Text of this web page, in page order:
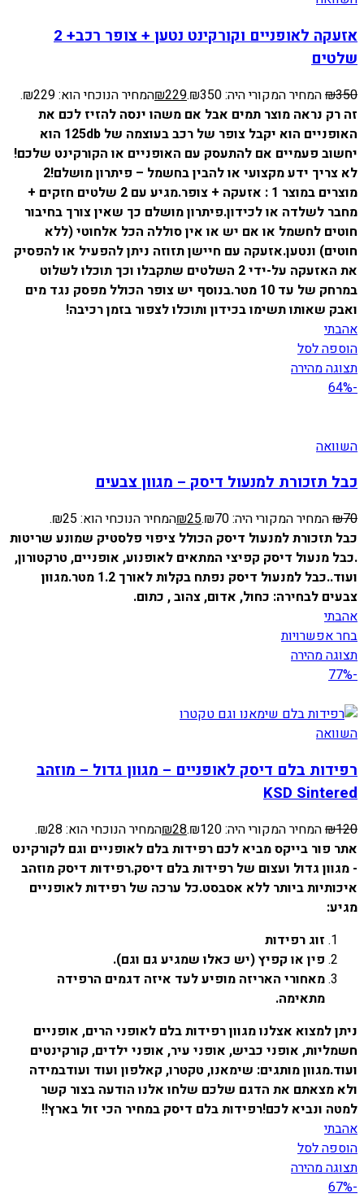
אזעקה לאופניים וקורקינט נטען + צופר רכב+ 2
שלטים
₪350 המחיר המקורי היה: ₪350. ₪229 המחיר הנוכחי הוא: ₪229.
זה רק נראה מוצר תמים אבל אם משהו ינסה להזיז לכם את
האופניים הוא יקבל צופר של רכב בעוצמה של 125db הוא
יחשוב פעמיים אם להתעסק עם האופניים או הקורקינט שלכם!
לא צריך ידע מקצועי או להבין בחשמל – פיתרון מושלם!2
מוצרים במוצר 1 : אזעקה + צופר.
מגיע עם 2 שלטים חזקים +
מחבר לשלדה או לכידון.פיתרון מושלם כך שאין צורך בחיבור
חוטים לחשמל או אם יש או אין סוללה הכל אלחוטי (ללא
חוטים) ונטען.אזעקה עם חיישן תזוזה ניתן להפעיל או להפסיק
את האזעקה על-ידי 2 השלטים שתקבלו וכך תוכלו לשלוט
במרחק של עד 10 מטר.
בנוסף יש צופר הכולל מפסק נגד מים
ואבק שאותו תשימו בכידון ותוכלו לצפור בזמן רכיבה!
אהבתי
הוספה לסל
תצוגה מהירה
-64%
השוואה
כבל תזכורת למנעול דיסק – מגוון צבעים
₪70 המחיר המקורי היה: ₪70. ₪25 המחיר הנוכחי הוא: ₪25.
כבל תזכורת למנעול דיסק הכולל ציפוי פלסטיק שמונע שריטות
.כבל מנעול דיסק קפיצי המתאים לאופנוע, אופניים, טרקטורון,
ועוד..כבל למנעול דיסק נפתח בקלות לאורך 1.2 מטר.
מגוון
צבעים לבחירה: כחול, אדום, צהוב , כתום.
אהבתי
בחר אפשרויות
תצוגה מהירה
-77%
השוואה
רפידות בלם דיסק לאופניים – מגוון גדול – מוזהב
KSD Sintered
₪120 המחיר המקורי היה: ₪120. ₪28 המחיר הנוכחי הוא: ₪28.
אתר פור בייקס מביא לכם רפידות בלם לאופניים וגם לקורקינט
- מגוון גדול ועצום של רפידות בלם דיסק.רפידות דיסק מוזהב
איכותיות ביותר ללא אסבסט.כל ערכה של רפידות לאופניים
מגיע:
זוג רפידות
פין או קפיץ (יש כאלו שמגיע גם וגם).
מאחורי האריזה מופיע לעד איזה דגמים הרפידה
מתאימה.
ניתן למצוא אצלנו מגוון רפידות בלם לאופני הרים, אופניים
חשמליות, אופני כביש, אופני עיר, אופני ילדים, קורקינטים
ועוד.מגוון מותגים: שימאנו, טקטרו, קאלפון ועוד ועודבמידה
ולא מצאתם את הדגם שלכם שלחו אלנו הודעה בצור קשר
למטה ונביא לכם!רפידות בלם דיסק במחיר הכי זול בארץ!!
אהבתי
הוספה לסל
תצוגה מהירה
-67%